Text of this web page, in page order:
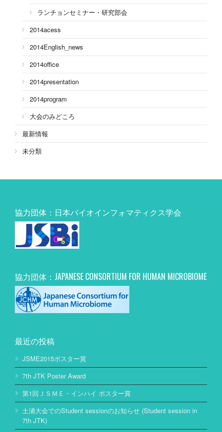
ランチョンセミナー・研究部会
2014acess
2014English_news
2014office
2014presentation
2014program
大会のみどころ
最新情報
未分類
協力団体：日本バイオインフォマティクス学会
協力団体：JAPANESE CONSORTIUM FOR HUMAN MICROBIOME
最近の投稿
JSME2015ポスター賞
7th JTK Poster Award
第1回ＪＳＭＥ・インハイ ポスター賞
土浦大会でのStudent sessionのお知らせ (Student session in
7th JTK)